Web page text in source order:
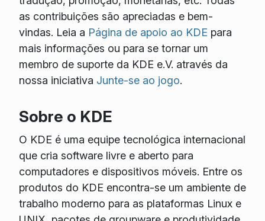
as contribuições são apreciadas e bem-
vindas. Leia a Página de apoio ao KDE para
mais informações ou para se tornar um
membro de suporte da KDE e.V. através da
nossa iniciativa Junte-se ao jogo.
Sobre o KDE
O KDE é uma equipe tecnológica internacional
que cria software livre e aberto para
computadores e dispositivos móveis. Entre os
produtos do KDE encontra-se um ambiente de
trabalho moderno para as plataformas Linux e